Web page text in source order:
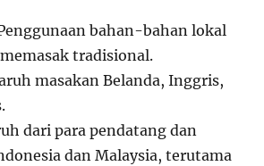
bahan-bahan lokal
tradisional.
masakan Belanda, Inggris,
dari para pendatang dan
dan Malaysia, terutama